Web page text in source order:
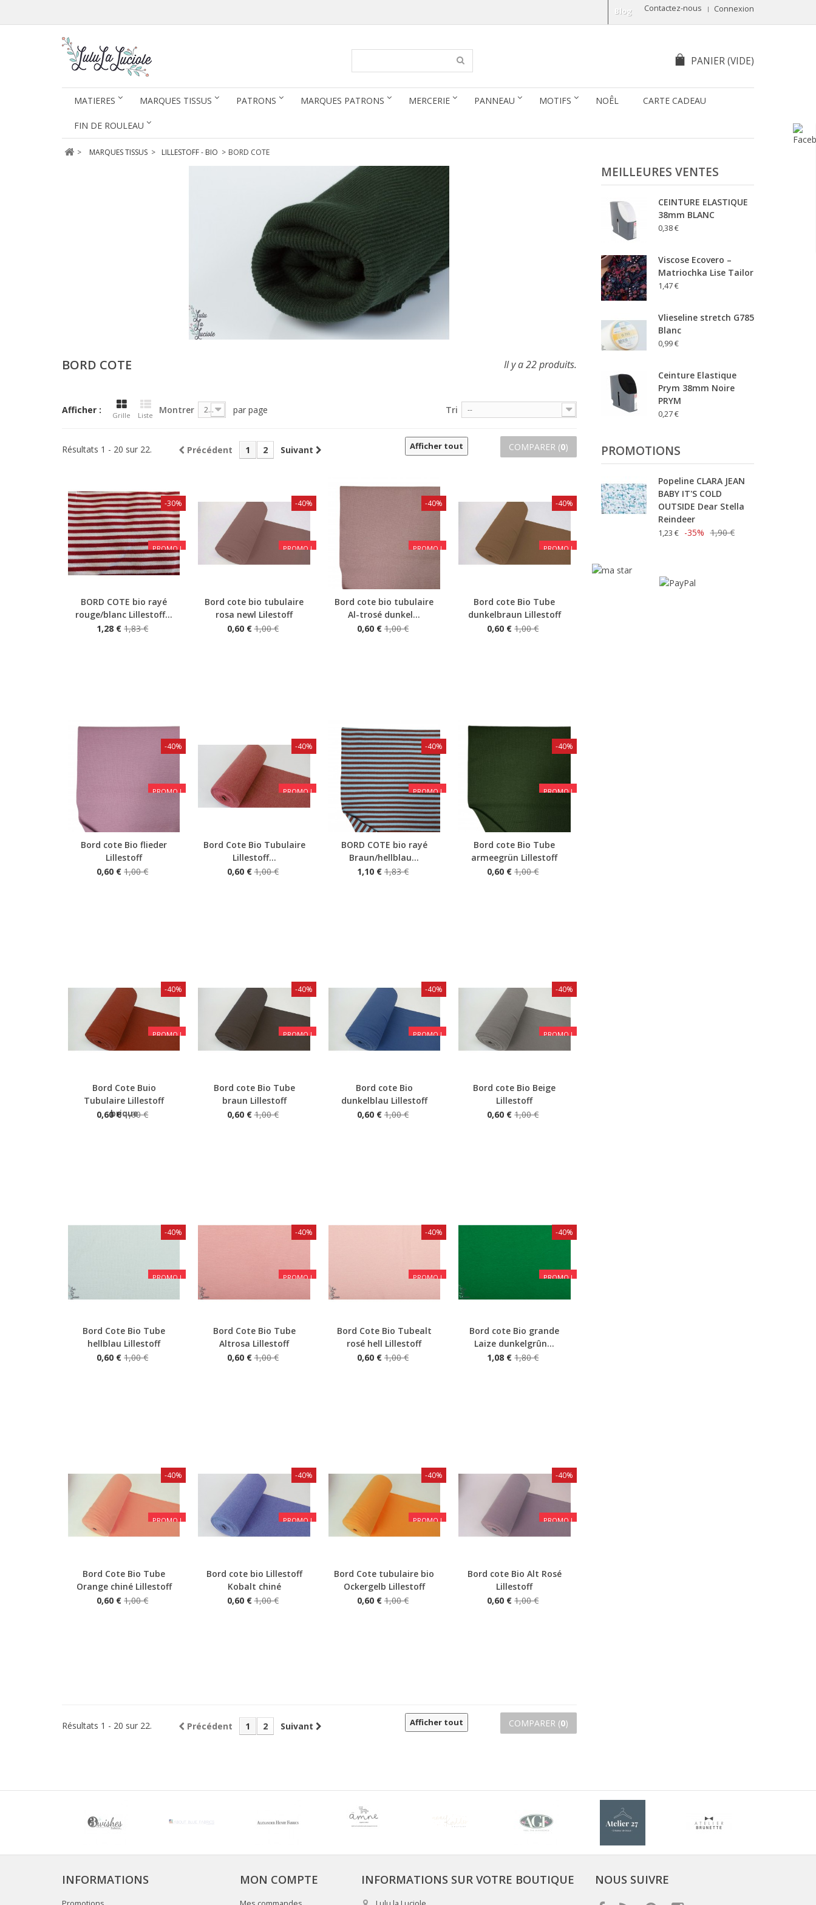
Connexion
Contactez-nous
Blog
PANIER(VIDE)
MATIERES MARQUES TISSUS PATRONS MARQUES PATRONS MERCERIE PANNEAU MOTIFS NOÊL CARTE CADEAU
FIN DE ROULEAU
> MARQUES TISSUS > LILLESTOFF - BIO > BORD COTE
BORD COTE Il y a 22 produits.
Afficher : Grille Liste Tri --
Montrer 20 par page
COMPARER (0)
Afficher tout
Précédent 1 2 Suivant
Résultats 1 - 20 sur 22.
PROMO !
Aperçu rapide
BORD COTE bio rayé
rouge/blanc Lillestoff...
1,28 € 1,83 €
-30%
PROMO !
Aperçu rapide
Bord cote bio tubulaire
rosa newl Lilestoff
0,60 € 1,00 €
-40%
PROMO !
Aperçu rapide
Bord cote bio tubulaire
Al-trosé dunkel...
0,60 € 1,00 €
-40%
PROMO !
Aperçu rapide
Bord cote Bio Tube
dunkelbraun Lillestoff
0,60 € 1,00 €
-40%
PROMO !
Aperçu rapide
Bord cote Bio flieder
Lillestoff
0,60 € 1,00 €
-40%
PROMO !
Aperçu rapide
Bord Cote Bio Tubulaire
Lillestoff...
0,60 € 1,00 €
-40%
PROMO !
Aperçu rapide
BORD COTE bio rayé
Braun/hellblau...
1,10 € 1,83 €
-40%
PROMO !
Aperçu rapide
Bord cote Bio Tube
armeegrün Lillestoff
0,60 € 1,00 €
-40%
PROMO !
Aperçu rapide
Bord Cote Buio
Tubulaire Lillestoff
brique
0,60 € 1,00 €
-40%
PROMO !
Aperçu rapide
Bord cote Bio Tube
braun Lillestoff
0,60 € 1,00 €
-40%
PROMO !
Aperçu rapide
Bord cote Bio
dunkelblau Lillestoff
0,60 € 1,00 €
-40%
PROMO !
Aperçu rapide
Bord cote Bio Beige
Lillestoff
0,60 € 1,00 €
-40%
PROMO !
Aperçu rapide
Bord Cote Bio Tube
hellblau Lillestoff
0,60 € 1,00 €
-40%
PROMO !
Aperçu rapide
Bord Cote Bio Tube
Altrosa Lillestoff
0,60 € 1,00 €
-40%
PROMO !
Aperçu rapide
Bord Cote Bio Tubealt
rosé hell Lillestoff
0,60 € 1,00 €
-40%
PROMO !
Aperçu rapide
Bord cote Bio grande
Laize dunkelgrûn...
1,08 € 1,80 €
-40%
PROMO !
Aperçu rapide
Bord Cote Bio Tube
Orange chiné Lillestoff
0,60 € 1,00 €
-40%
PROMO !
Aperçu rapide
Bord cote bio Lillestoff
Kobalt chiné
0,60 € 1,00 €
-40%
PROMO !
Aperçu rapide
Bord Cote tubulaire bio
Ockergelb Lillestoff
0,60 € 1,00 €
-40%
PROMO !
Aperçu rapide
Bord cote Bio Alt Rosé
Lillestoff
0,60 € 1,00 €
-40%
COMPARER (0)
Afficher tout
Précédent 1 2 Suivant
Résultats 1 - 20 sur 22.
MEILLEURES VENTES
CEINTURE ELASTIQUE
38mm BLANC
0,38 €
Viscose Ecovero –
Matriochka Lise Tailor
1,47 €
Vlieseline stretch G785
Blanc
0,99 €
Ceinture Elastique
Prym 38mm Noire
PRYM
0,27 €
PROMOTIONS
Popeline CLARA JEAN
BABY IT'S COLD
OUTSIDE Dear Stella
Reindeer
1,23 € -35% 1,90 €
INFORMATIONS MON COMPTE INFORMATIONS SUR VOTRE BOUTIQUE NOUS SUIVRE